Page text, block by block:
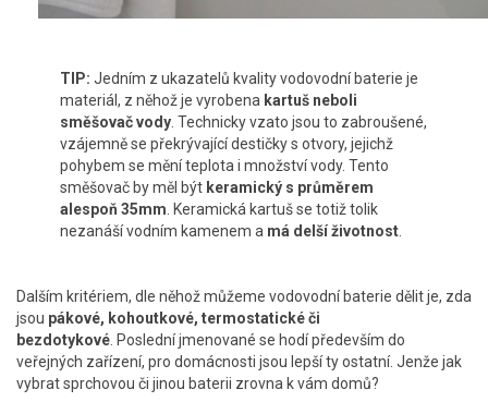
TIP: Jedním z ukazatelů kvality vodovodní baterie je
materiál, z něhož je vyrobena kartuš neboli
směšovač vody . Technicky vzato jsou to zabroušené,
vzájemně se překrývající destičky s otvory, jejichž
pohybem se mění teplota i množství vody. Tento
směšovač by měl být keramický s průměrem
alespoň 35mm . Keramická kartuš se totiž tolik
nezanáší vodním kamenem a má delší životnost
Dalším kritériem, dle něhož můžeme vodovodní baterie dělit je, zda
jsou pákové, kohoutkové, termostatické či
bezdotykové . Poslední jmenované se hodí především do
veřejných zařízení, pro domácnosti jsou lepší ty ostatní. Jenže jak
vybrat sprchovou či jinou baterii zrovna k vám domů?